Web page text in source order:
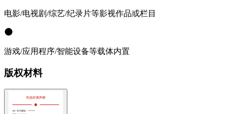
电影/电视剧/综艺/纪录片等影视作品或栏目
游戏/应用程序/智能设备等载体内置
版权材料